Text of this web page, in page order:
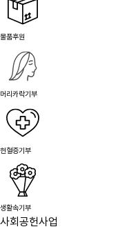
물품후원
머리카락기부
헌혈증기부
생활속기부
사회공헌사업